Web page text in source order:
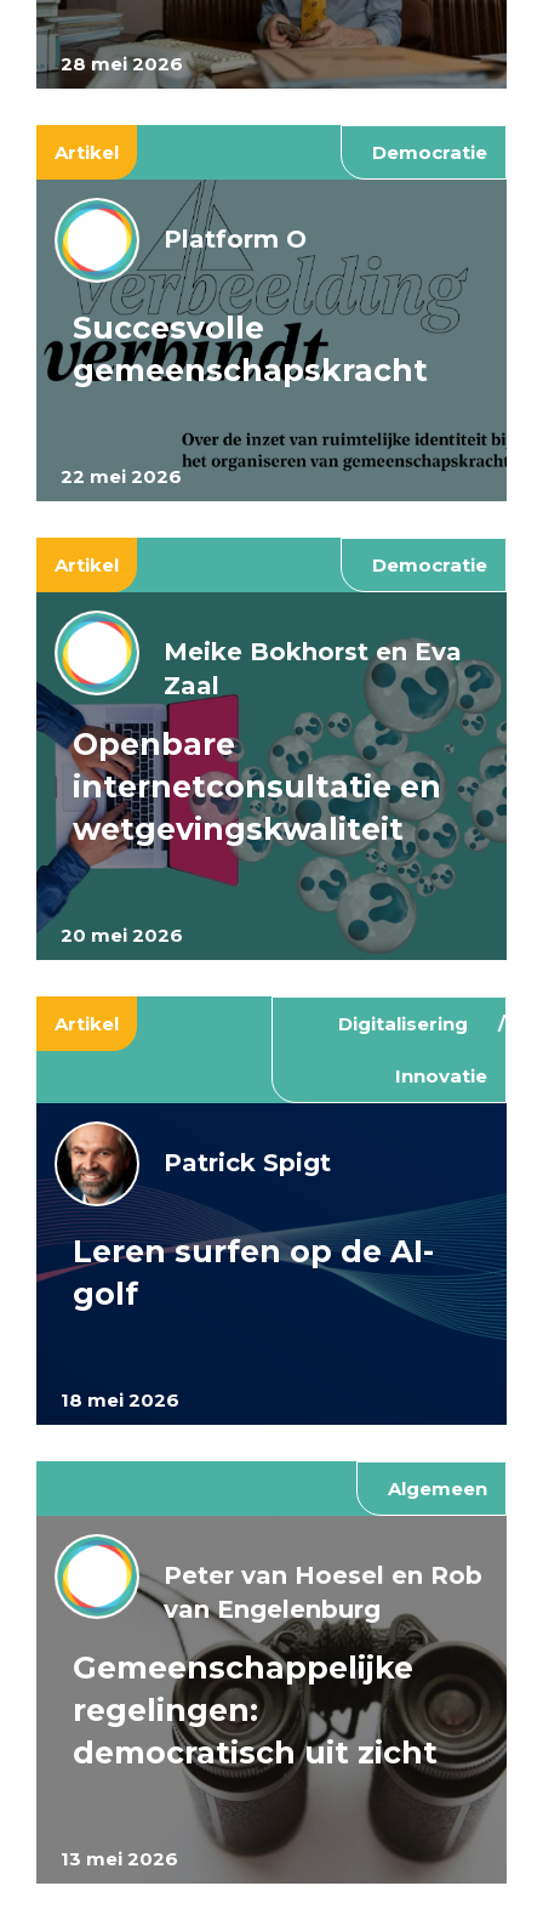
28 mei 2026
Artikel Democratie
22 mei 2026
Platform O
Succesvolle
gemeenschapskracht
Artikel Democratie
20 mei 2026
Meike Bokhorst en Eva
Zaal
Openbare
internetconsultatie en
wetgevingskwaliteit
Artikel Digitalisering
Innovatie
18 mei 2026
Patrick Spigt
Leren surfen op de AI-
golf
Algemeen
13 mei 2026
Peter van Hoesel en Rob
van Engelenburg
Gemeenschappelijke
regelingen:
democratisch uit zicht